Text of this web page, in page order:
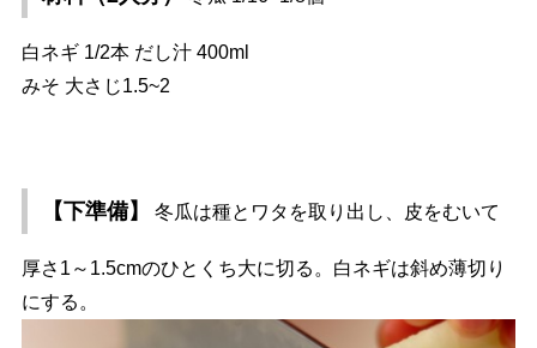
白ネギ 1/2本 だし汁 400ml
みそ 大さじ1.5~2
【下準備】 冬瓜は種とワタを取り出し、皮をむいて
厚さ1～1.5cmのひとくち大に切る。白ネギは斜め薄切り
にする。